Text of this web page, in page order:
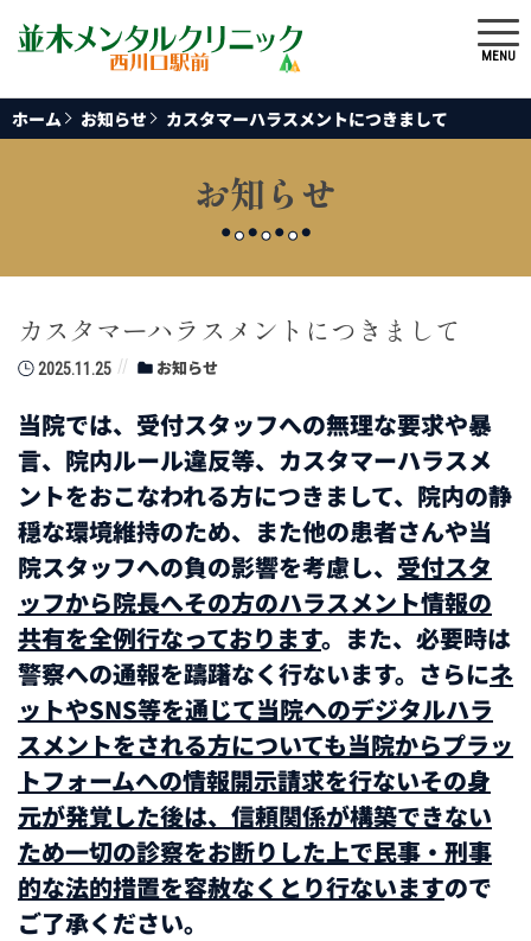
MENU
お知らせ
ホーム お知らせ カスタマーハラスメントにつきまして
カスタマーハラスメントにつきまして
2025.11.25 お知らせ
当院では、受付スタッフへの無理な要求や暴
言、院内ルール違反等、カスタマーハラスメ
ントをおこなわれる方につきまして、院内の静
穏な環境維持のため、また他の患者さんや当
院スタッフへの負の影響を考慮し、 受付スタ
ッフから院長へその方のハラスメント情報の
共有を全例行なっております。また、必要時は
警察への通報を躊躇なく行ないます。さらにネ
ットやSNS等を通じて当院へのデジタルハラ
スメントをされる方についても当院からプラッ
トフォームへの情報開示請求を行ないその身
元が発覚した後は、信頼関係が構築できない
ため一切の診察をお断りした上で民事・刑事
的な法的措置を容赦なくとり行ないますので
ご了承ください。